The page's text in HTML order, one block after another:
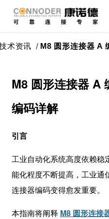
术资讯 M8 圆形连接器 A
M8 圆形连接器 A
编码详解
引言
工业自动化系统高度依赖稳
能化程度不断提高，工业通
连接器编码变得愈发重要。
本指南将阐释 M8 圆形连接